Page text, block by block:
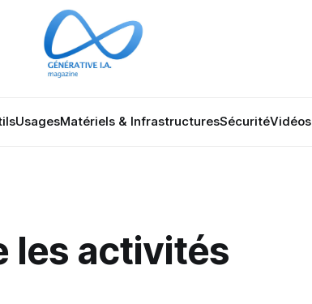
UsagesMatériels & InfrastructuresSécuritéVidéos
les activités